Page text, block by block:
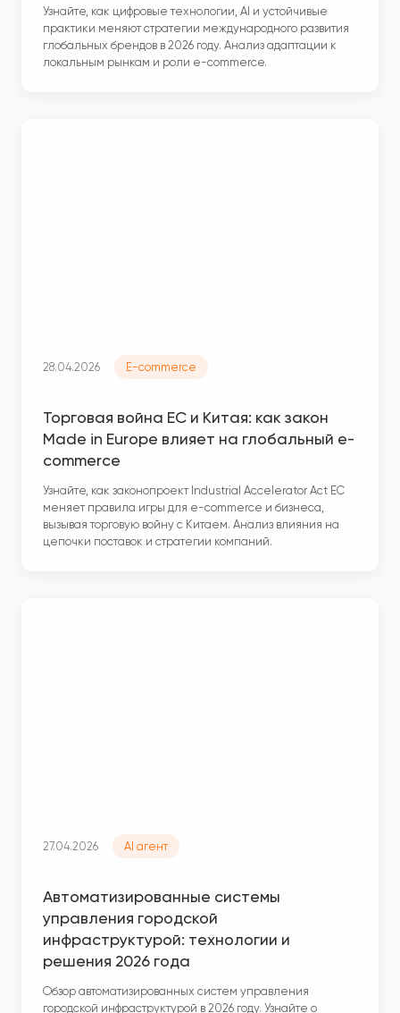
Узнайте, как цифровые технологии, AI и устойчивые
практики меняют стратегии международного развития
глобальных брендов в 2026 году. Анализ адаптации к
локальным рынкам и роли e-commerce.
28.04.2026 E-commerce
Торговая война ЕС и Китая: как закон
Made in Europe влияет на глобальный e-
commerce
Узнайте, как законопроект Industrial Accelerator Act ЕС
меняет правила игры для e-commerce и бизнеса,
вызывая торговую войну с Китаем. Анализ влияния на
цепочки поставок и стратегии компаний.
27.04.2026 AI агент
Автоматизированные системы
управления городской
инфраструктурой: технологии и
решения 2026 года
Обзор автоматизированных систем управления
городской инфраструктурой в 2026 году. Узнайте о